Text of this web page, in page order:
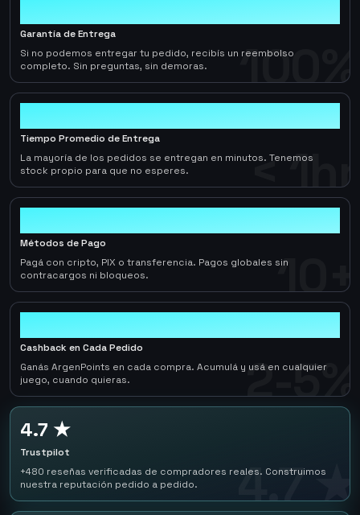
100%
Garantía de Entrega
Si no podemos entregar tu pedido, recibís un reembolso
completo. Sin preguntas, sin demoras.
< 1hr
Tiempo Promedio de Entrega
La mayoría de los pedidos se entregan en minutos. Tenemos
stock propio para que no esperes.
10+
Métodos de Pago
Pagá con cripto, PIX o transferencia. Pagos globales sin
contracargos ni bloqueos.
2-5%
Cashback en Cada Pedido
Ganás ArgenPoints en cada compra. Acumulá y usá en cualquier
juego, cuando quieras.
4.7 ★
4.7 ★
Trustpilot
+480 reseñas verificadas de compradores reales. Construimos
nuestra reputación pedido a pedido.